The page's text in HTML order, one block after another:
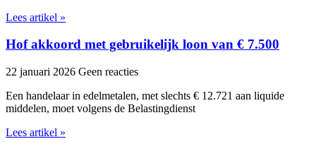
Lees artikel »
Hof akkoord met gebruikelijk loon van € 7.500
22 januari 2026 Geen reacties
Een handelaar in edelmetalen, met slechts € 12.721 aan liquide
middelen, moet volgens de Belastingdienst
Lees artikel »